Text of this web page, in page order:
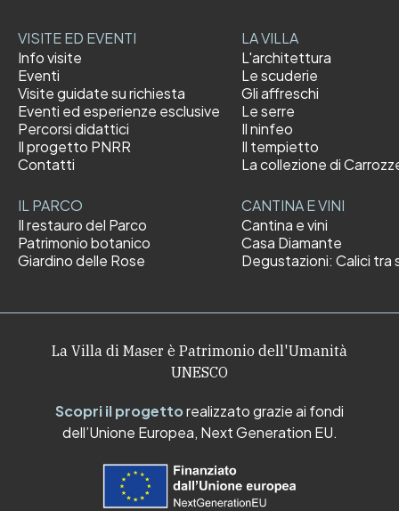
VISITE ED EVENTI
Info visite
Eventi
Visite guidate su richiesta
Eventi ed esperienze esclusive
Percorsi didattici
Il progetto PNRR
Contatti
LA VILLA
L'architettura
Le scuderie
Gli affreschi
Le serre
Il ninfeo
Il tempietto
La collezione di
IL PARCO
Il restauro del Parco
Patrimonio botanico
Giardino delle Rose
CANTINA E VINI
Cantina e vini
Casa Diamante
Degustazioni: Calici tra
La Villa di Maser è Patrimonio dell'Umanità
UNESCO
Scopri il progettorealizzato grazie ai fondi
dell’Unione Europea, Next Generation EU.